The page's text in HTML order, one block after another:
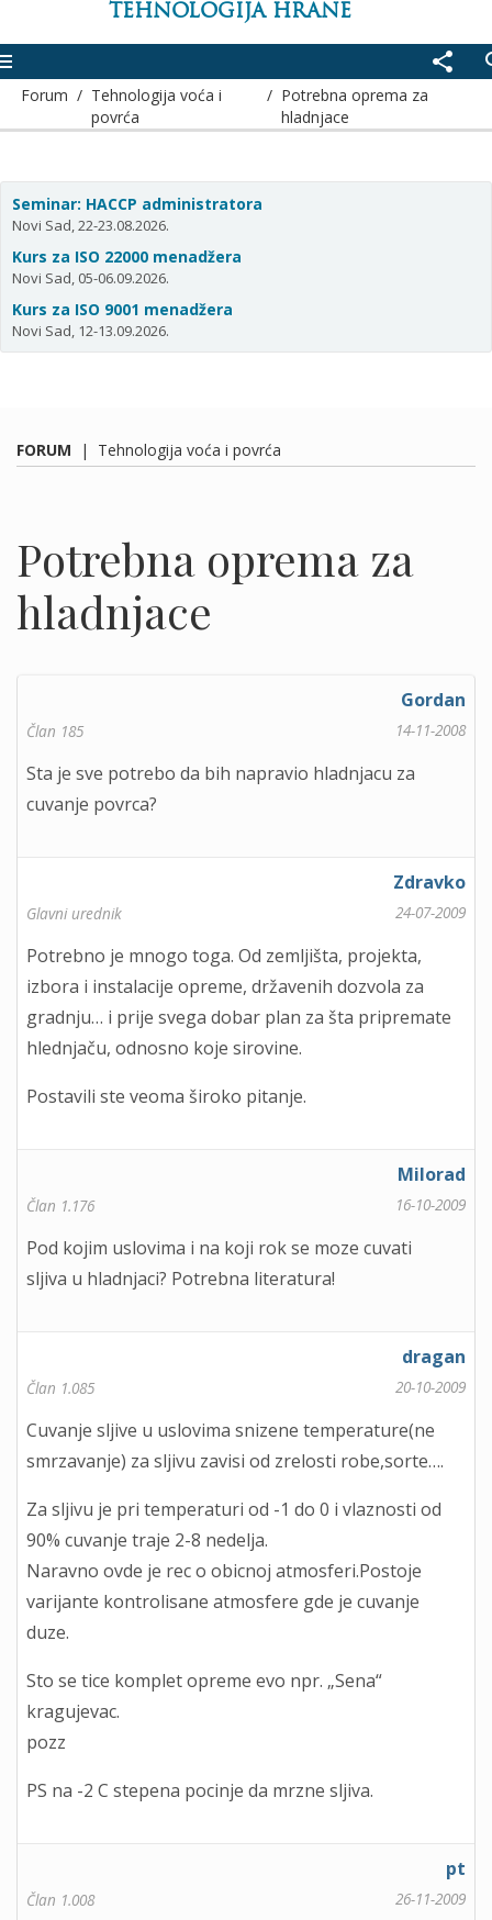
TEHNOLOGIJA HRANE
share
Forum / Tehnologija voća i
povrća
/ Potrebna oprema za
hladnjace
Seminar: HACCP administratora
Novi Sad, 22-23.08.2026.
Kurs za ISO 22000 menadžera
Novi Sad, 05-06.09.2026.
Kurs za ISO 9001 menadžera
Novi Sad, 12-13.09.2026.
FORUM | Tehnologija voća i povrća
Potrebna oprema za
hladnjace
Gordan
Član 185 14-11-2008
Sta je sve potrebo da bih napravio hladnjacu za
cuvanje povrca?
Zdravko
Glavni urednik 24-07-2009
Potrebno je mnogo toga. Od zemljišta, projekta,
izbora i instalacije opreme, državenih dozvola za
gradnju… i prije svega dobar plan za šta pripremate
hlednjaču, odnosno koje sirovine.
Postavili ste veoma široko pitanje.
Milorad
Član 1.176 16-10-2009
Pod kojim uslovima i na koji rok se moze cuvati
sljiva u hladnjaci? Potrebna literatura!
dragan
Član 1.085 20-10-2009
Cuvanje sljive u uslovima snizene temperature(ne
smrzavanje) za sljivu zavisi od zrelosti robe,sorte….
Za sljivu je pri temperaturi od -1 do 0 i vlaznosti od
90% cuvanje traje 2-8 nedelja.
Naravno ovde je rec o obicnoj atmosferi.Postoje
varijante kontrolisane atmosfere gde je cuvanje
duze.
Sto se tice komplet opreme evo npr. „Sena“
kragujevac.
pozz
PS na -2 C stepena pocinje da mrzne sljiva.
pt
Član 1.008 26-11-2009